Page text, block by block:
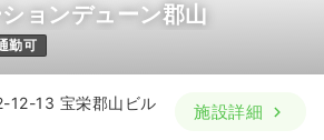
ョンデューン郡山
勤可
12-13 宝栄郡山ビル
施設詳細